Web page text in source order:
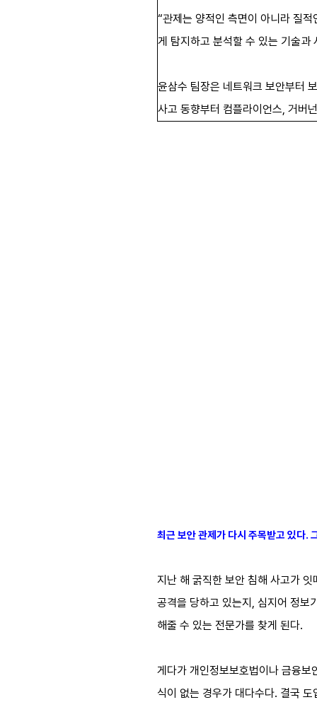
“관제는 양적인 측면이 아니라 질
게 탐지하고 분석할 수 있는 기술과
윤삼수 팀장은 네트워크 보안부터
사고 동향부터 컴플라이언스, 거버
최근 보안 관제가 다시 주목받고 있다.
지난 해 굵직한 보안 침해 사고가
공격을 당하고 있는지, 심지어 정보
해줄 수 있는 전문가를 찾게 된다.
게다가 개인정보보호법이나 금융
식이 없는 경우가 대다수다. 결국